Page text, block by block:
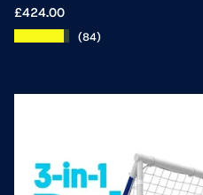
£424.00
(84)